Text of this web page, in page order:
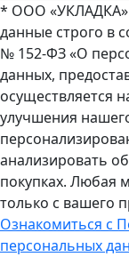
* ООО «УКЛАДКА»
данные строго в
№ 152-ФЗ «О
данных,
осуществляется
улучшения
анализировать
покупках. Любая
только с вашего
Ознакомиться с
персональных